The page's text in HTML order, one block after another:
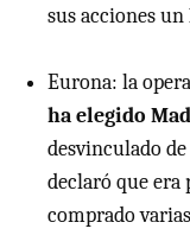
sus acciones
Eurona: la
ha elegido
desvinculado
declaró que era
comprado